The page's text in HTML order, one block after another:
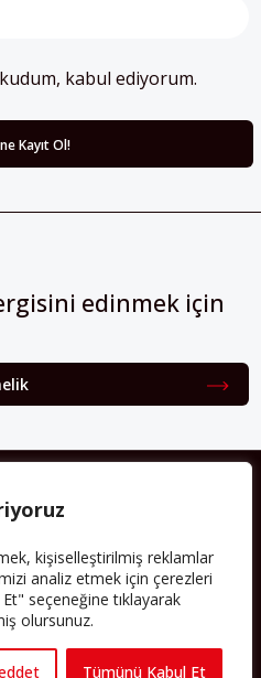
kişiselleştirilmiş reklamlar
analiz etmek için çerezleri
seçeneğine tıklayarak
olursunuz.
Tümünü Kabul Et
kabul ediyorum.
edinmek için
bırakırken Müslümanlar da
birçok kavramın çift taraflı olarak
yerleşik bir Müslüman
kültür ve siyasi düzen için, hem
da kapı araladı.